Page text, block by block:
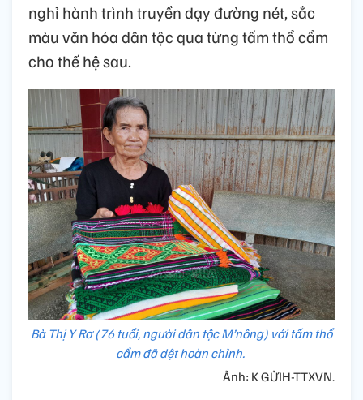
nghỉ hành trình truyền dạy đường nét, sắc
màu văn hóa dân tộc qua từng tấm thổ cẩm
cho thế hệ sau.
Bà Thị Y Rơ (76 tuổi, người dân tộc M’nông) với tấm thổ
cẩm đã dệt hoàn chỉnh.
Ảnh: K GỬIH-TTXVN.